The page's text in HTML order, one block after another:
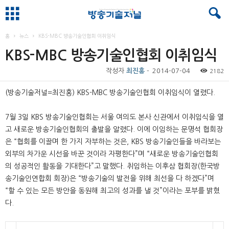
홈 뉴스 KBS-MBC 방송기술인협회 이취임식
KBS-MBC 방송기술인협회 이취임식
작성자 최진홍 - 2014-07-04 2182
(방송기술저널=최진홍) KBS-MBC 방송기술인협회 이취임식이 열렸다.
7월 3일 KBS 방송기술인협회는 서울 여의도 본사 신관에서 이취임식을 열
고 새로운 방송기술인협회의 출발을 알렸다. 이에 이임하는 문명석 협회장
은 “협회를 이끌며 한 가지 자부하는 것은, KBS 방송기술인들을 바라보는
외부의 차가운 시선을 바꾼 것이라 자평한다”며 “새로운 방송기술인협회
의 성공적인 활동을 기대한다”고 말했다. 취임하는 이후삼 협회장(한국방
송기술인연합회 회장)은 “방송기술의 발전을 위해 최선을 다 하겠다”며
“할 수 있는 모든 방안을 동원해 최고의 성과를 낼 것”이라는 포부를 밝혔
다.